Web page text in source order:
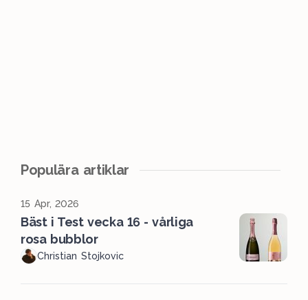
Populära artiklar
15 Apr, 2026
Bäst i Test vecka 16 - vårliga
rosa bubblor
Christian Stojkovic